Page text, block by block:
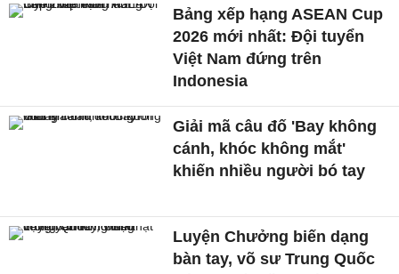
Bảng xếp hạng ASEAN Cup
2026 mới nhất: Đội tuyển
Việt Nam đứng trên
Indonesia
Giải mã câu đố 'Bay không
cánh, khóc không mắt'
khiến nhiều người bó tay
Luyện Chưởng biến dạng
bàn tay, võ sư Trung Quốc